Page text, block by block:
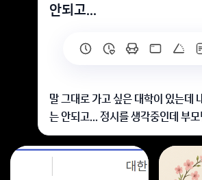
안되고...
말 그대로 가고 싶은 대학이 있는데
는 안되고... 정시를 생각중인데 부
을 갈거 아니면 지원을 안해주신다
를 병행하려 하는데 알바를 병행해서